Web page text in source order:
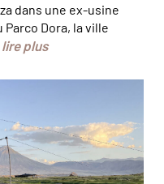
dans une ex-usine
Dora, la ville
lire plus